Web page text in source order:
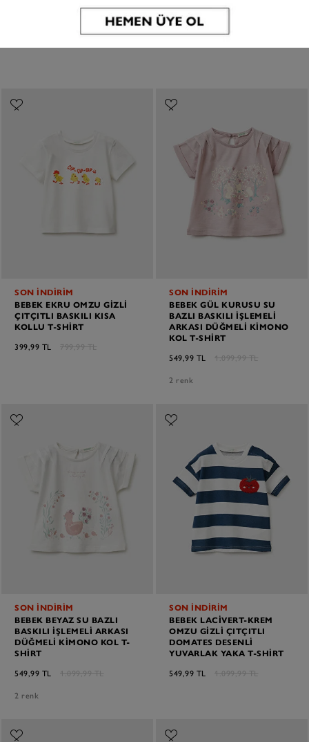
OMZU ÇITÇITLI RIBANALI
KISA KOLLU T-SHIRT
OMZU ÇITÇITLI RIBANALI
KISA KOLLU T-SHIRT
SON İNDİRİM
BEBEK EKRU OMZU GIZLI
ÇITÇITLI BASKILI KISA
KOLLU T-SHIRT
399,99 TL
799,99 TL
SON İNDİRİM
BEBEK GÜL KURUSU SU
BAZLI BASKILI İŞLEMELI
ARKASI DÜĞMELI KIMONO
KOL T-SHIRT
549,99 TL
1.099,99 TL
2 renk
SON İNDİRİM
BEBEK BEYAZ SU BAZLI
BASKILI İŞLEMELI ARKASI
DÜĞMELI KIMONO KOL T-
SHIRT
549,99 TL
1.099,99 TL
2 renk
SON İNDİRİM
BEBEK LACIVERT-KREM
OMZU GIZLI ÇITÇITLI
DOMATES DESENLI
YUVARLAK YAKA T-SHIRT
549,99 TL
1.099,99 TL